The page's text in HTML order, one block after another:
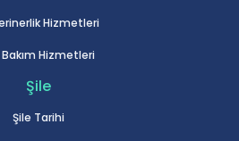
Hizmetleri
Bakım Hizmetleri
Şile
Şile Tarihi